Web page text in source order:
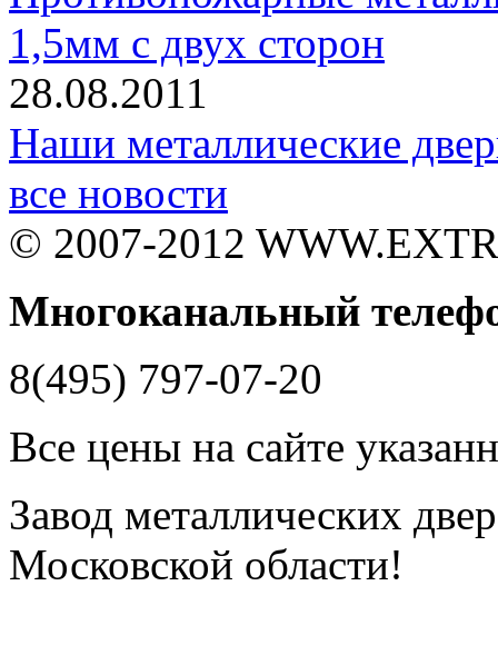
1,5мм с двух сторон
28.08.2011
Наши металлические
все новости
© 2007-2012
Многоканальный
8(495) 797-07-20
Все цены на сайте
Завод металлических
Московской области!